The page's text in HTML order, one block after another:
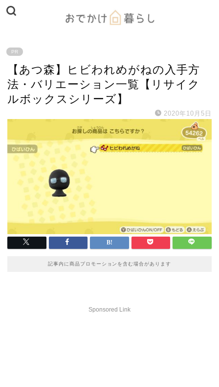
PR
【あつ森】ヒビわれめがねの入手方
法・バリエーション一覧【リサイク
ルボックスシリーズ】
2020年10月5日
記事内に商品プロモーションを含む場合があります
Sponsored Link